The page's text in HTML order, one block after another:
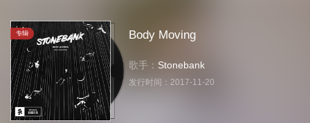
专辑 Body Moving
歌手： Stonebank
发行时间： 2017-11-20